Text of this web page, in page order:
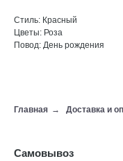
Стиль: Красный
Цветы: Роза
Повод: День рождения
Главная → Доставка и
Самовывоз